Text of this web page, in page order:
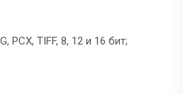
PCX, TIFF, 8, 12 и 16 бит;